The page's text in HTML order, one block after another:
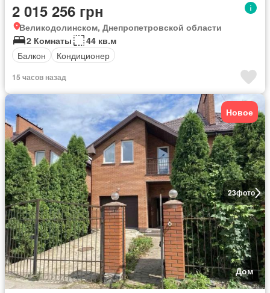
2 015 256 грн
Великодолинском, Днепропетровской области
2 Комнаты
44 кв.м
Балкон
Кондиционер
15 часов назад
23фото
Новое
Дом